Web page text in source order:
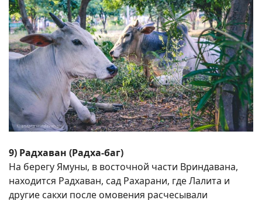
9) Радхаван (Радха-баг)
На берегу Ямуны, в восточной части Вриндавана,
находится Радхаван, сад Рахарани, где Лалита и
другие сакхи после омовения расчесывали